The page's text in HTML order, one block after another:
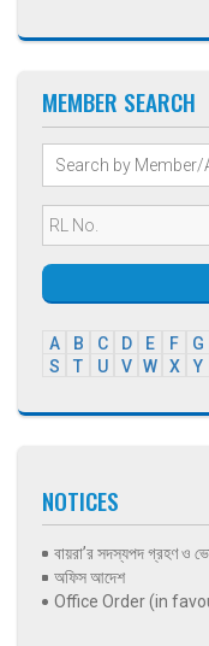
MEMBER SEARCH
A B C D E F G
S
T U V W X Y
NOTICES
বায়রা’র সদস্যপদ গ্রহণ ও
অফিস আদেশ
Office Order (in